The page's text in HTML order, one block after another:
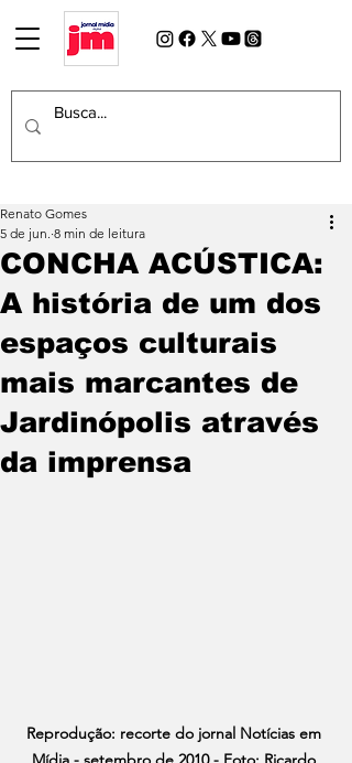
CONCHA ACÚSTICA:
A história de um dos
espaços culturais
mais marcantes de
Jardinópolis através
da imprensa
Renato Gomes
5 de jun. 8 min de leitura
Reprodução: recorte do jornal Notícias em